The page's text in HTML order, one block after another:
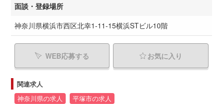
面談・登録場所
神奈川県横浜市西区北幸1-11-15横浜STビル10階
WEB応募する お気に入り
関連求人
神奈川県の求人
平塚市の求人